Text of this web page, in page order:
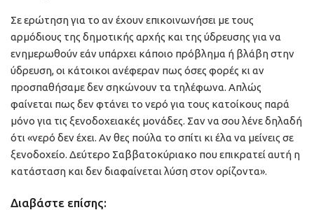
Σε ερώτηση για το αν έχουν επικοινωνήσει με τους
αρμόδιους της δημοτικής αρχής και της ύδρευσης για να
ενημερωθούν εάν υπάρχει κάποιο πρόβλημα ή βλάβη στην
ύδρευση, οι κάτοικοι ανέφεραν πως όσες φορές κι αν
προσπαθήσαμε δεν σηκώνουν τα τηλέφωνα. Απλώς
φαίνεται πως δεν φτάνει το νερό για τους κατοίκους παρά
μόνο για τις ξενοδοχειακές μονάδες. Σαν να σου λένε δηλαδή
ότι «νερό δεν έχει. Αν θες πούλα το σπίτι κι έλα να μείνεις σε
ξενοδοχείο. Δεύτερο Σαββατοκύριακο που επικρατεί αυτή η
κατάσταση και δεν διαφαίνεται λύση στον ορίζοντα».
Διαβάστε επίσης: